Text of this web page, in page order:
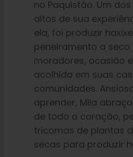
no Paquistão. Um
altos de sua
ela, foi produzir
peneiramento a
moradores, ocasião
acolhida em suas
comunidades.
aprender, Mila
de todo o coração,
tricomas de plantas
secas para produzir